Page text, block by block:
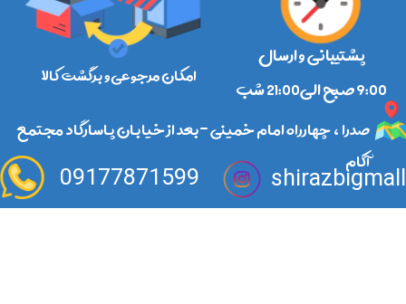
امکان مرجوعی و برگشت کالا
صدرا ، چهارراه امام خمینی -بعد از خیابان پاسارگاد مجتمع
آکام
09177871599
پشتیبانی و ارسال
​​​​​​​9:00 صبح الی21:00 شب